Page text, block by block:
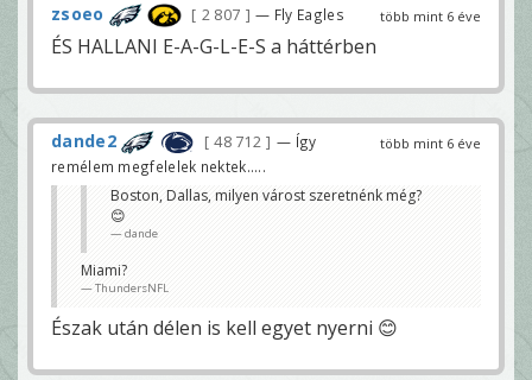
több mint 6 éve
zsoeo 2 807 — Fly Eagles
ÉS HALLANI E-A-G-L-E-S a háttérben
több mint 6 éve
dande2 48 712
— Így
remélem megfelelek nektek.....
Boston, Dallas, milyen várost szeretnénk még?
😊
dande
Miami?
ThundersNFL
Észak után délen is kell egyet nyerni 😊